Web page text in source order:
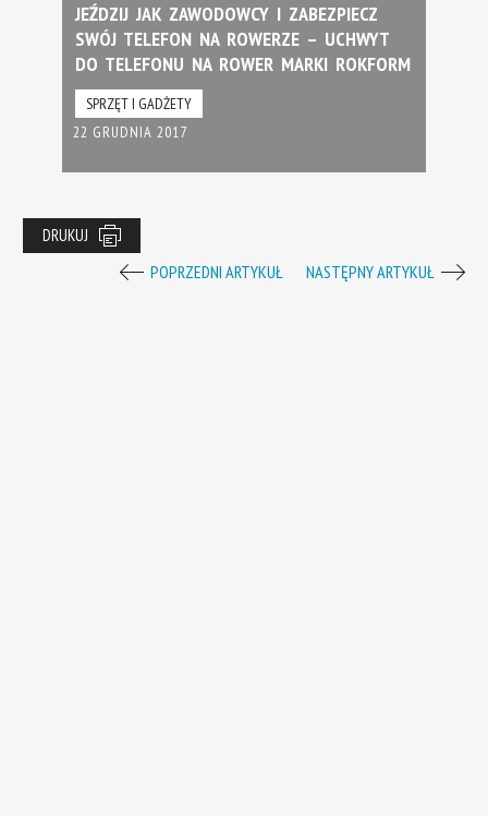
JEŹDZIJ JAK ZAWODOWCY I ZABEZPIECZ
SWÓJ TELEFON NA ROWERZE – UCHWYT
DO TELEFONU NA ROWER MARKI ROKFORM
SPRZĘT I GADŻETY
22 GRUDNIA 2017
DRUKUJ
POPRZEDNI ARTYKUŁ NASTĘPNY ARTYKUŁ